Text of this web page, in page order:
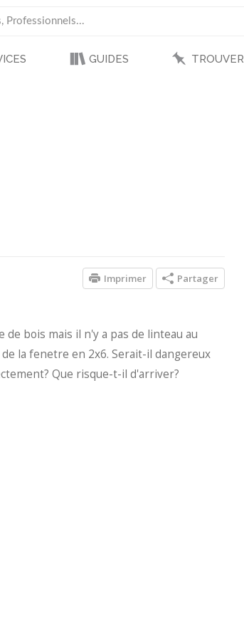
GUIDES TROUVER
Partager
Imprimer
bois mais il n'y a pas de linteau au
la fenetre en 2x6. Serait-il dangereux
Que risque-t-il d'arriver?